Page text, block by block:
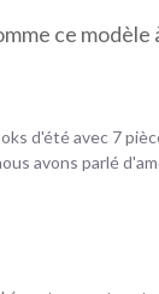
ce
d'été avec 7
avons parlé